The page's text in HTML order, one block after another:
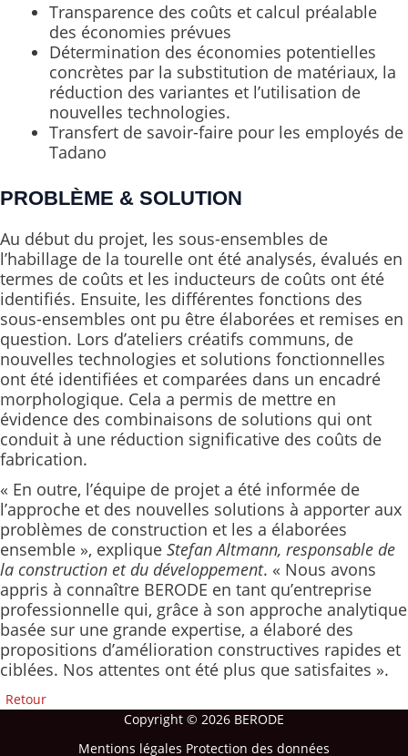
Transparence des coûts et calcul préalable
des économies prévues
Détermination des économies potentielles
concrètes par la substitution de matériaux, la
réduction des variantes et l’utilisation de
nouvelles technologies.
Transfert de savoir-faire pour les employés de
Tadano
PROBLÈME & SOLUTION
Au début du projet, les sous-ensembles de
l’habillage de la tourelle ont été analysés, évalués en
termes de coûts et les inducteurs de coûts ont été
identifiés. Ensuite, les différentes fonctions des
sous-ensembles ont pu être élaborées et remises en
question. Lors d’ateliers créatifs communs, de
nouvelles technologies et solutions fonctionnelles
ont été identifiées et comparées dans un encadré
morphologique. Cela a permis de mettre en
évidence des combinaisons de solutions qui ont
conduit à une réduction significative des coûts de
fabrication.
« En outre, l’équipe de projet a été informée de
l’approche et des nouvelles solutions à apporter aux
problèmes de construction et les a élaborées
ensemble », explique Stefan Altmann, responsable de
la construction et du développement. « Nous avons
appris à connaître BERODE en tant qu’entreprise
professionnelle qui, grâce à son approche analytique
basée sur une grande expertise, a élaboré des
propositions d’amélioration constructives rapides et
ciblées. Nos attentes ont été plus que satisfaites ».
Retour
Copyright © 2026 BERODE
Mentions légales Protection des données